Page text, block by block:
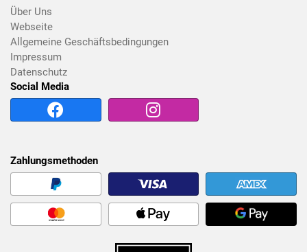
Über Uns
Webseite
Allgemeine Geschäftsbedingungen
Impressum
Datenschutz
Social Media
Zahlungsmethoden